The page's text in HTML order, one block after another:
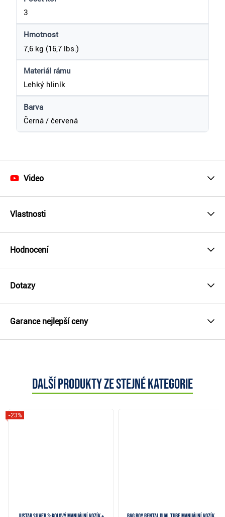
3
Hmotnost
7,6 kg (16,7 lbs.)
Materiál rámu
Lehký hliník
Barva
Černá / červená
Video
Vlastnosti
Hodnocení
Dotazy
Garance nejlepší ceny
Další produkty ze stejné kategorie
-23%